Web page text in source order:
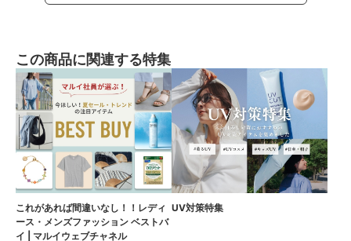
この商品に関連する特集
これがあれば間違いなし！！レディ
ース・メンズファッション ベストバ
イ | マルイウェブチャネル
UV対策特集